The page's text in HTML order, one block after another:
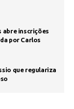
abre inscrições
por Carlos
que regulariza